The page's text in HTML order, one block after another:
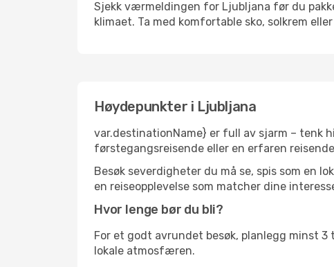
Sjekk værmeldingen for Ljubljana før du
klimaet. Ta med komfortable sko, solkrem
Høydepunkter i Ljubljana
var.destinationName} er full av sjarm – tenk
førstegangsreisende eller en erfaren
Besøk severdigheter du må se, spis som en
en reiseopplevelse som matcher dine
Hvor lenge bør du bli?
For et godt avrundet besøk, planlegg minst
lokale atmosfæren.